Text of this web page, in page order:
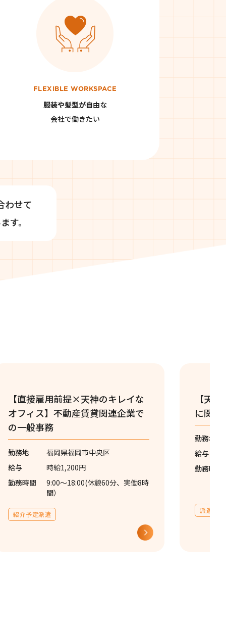
FLEXIBLE WORKSPACE
服装や髪型が自由な
会社で働きたい
わせて
す。
【直接雇用前提×天神のキレイな
オフィス】不動産賃貸関連企業で
の一般事務
勤務地
福岡県福岡市中央区
給与
時給1,200円
勤務時間
9:00〜18:00(休憩60分、実働8時
間）
紹介予定派遣
【天
に関す
勤務地
給与
勤務時間
派遣社員